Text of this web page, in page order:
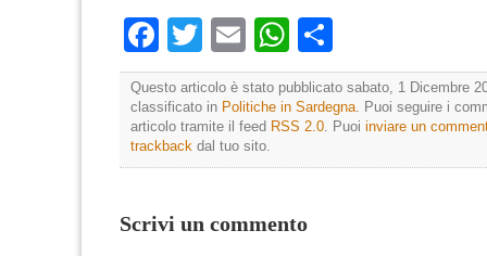
Facebook
TwitterEmailWhatsApp
Questo articolo è stato pubblicato sabato, 1 Dicembre
classificato in Politiche in Sardegna . Puoi seguire i
articolo tramite il feed RSS 2.0 . Puoi inviare un
trackback dal tuo sito.
Scrivi un commento